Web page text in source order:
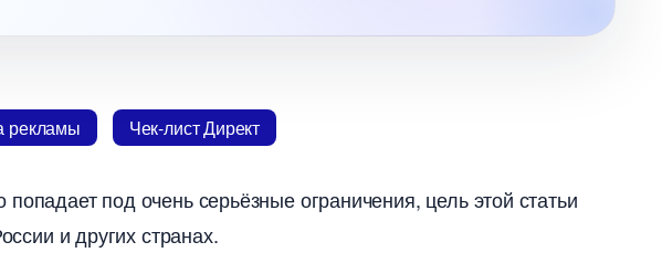
рекламы Чек-лист Директ
под очень серьёзные ограничения, цель этой статьи
и других странах.